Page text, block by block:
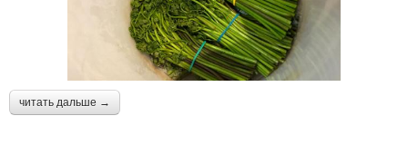
читать дальше →